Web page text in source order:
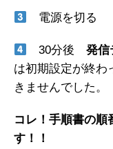
電源を切る
30分後発信
は初期設定が終わ
きませんでした。
コレ！手順書の順
す！！